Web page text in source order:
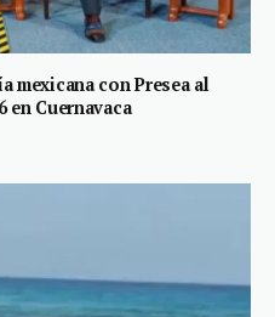
mexicana con Presea al
Cuernavaca